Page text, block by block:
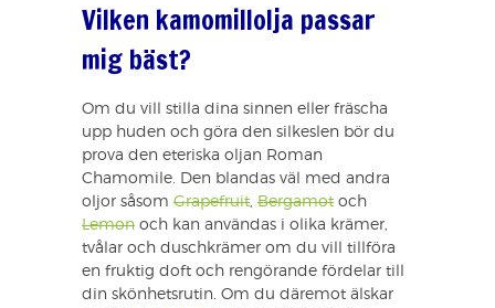
Vilken kamomillolja passar
mig bäst?
Om du vill stilla dina sinnen eller fräscha
upp huden och göra den silkeslen bör du
prova den eteriska oljan Roman
Chamomile. Den blandas väl med andra
oljor såsom Grapefruit, Bergamot och
Lemon och kan användas i olika krämer,
tvålar och duschkrämer om du vill tillföra
en fruktig doft och rengörande fördelar till
din skönhetsrutin. Om du däremot älskar